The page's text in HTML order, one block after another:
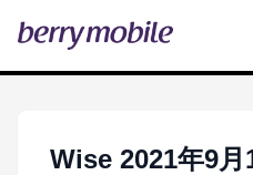
Wise 2021年9